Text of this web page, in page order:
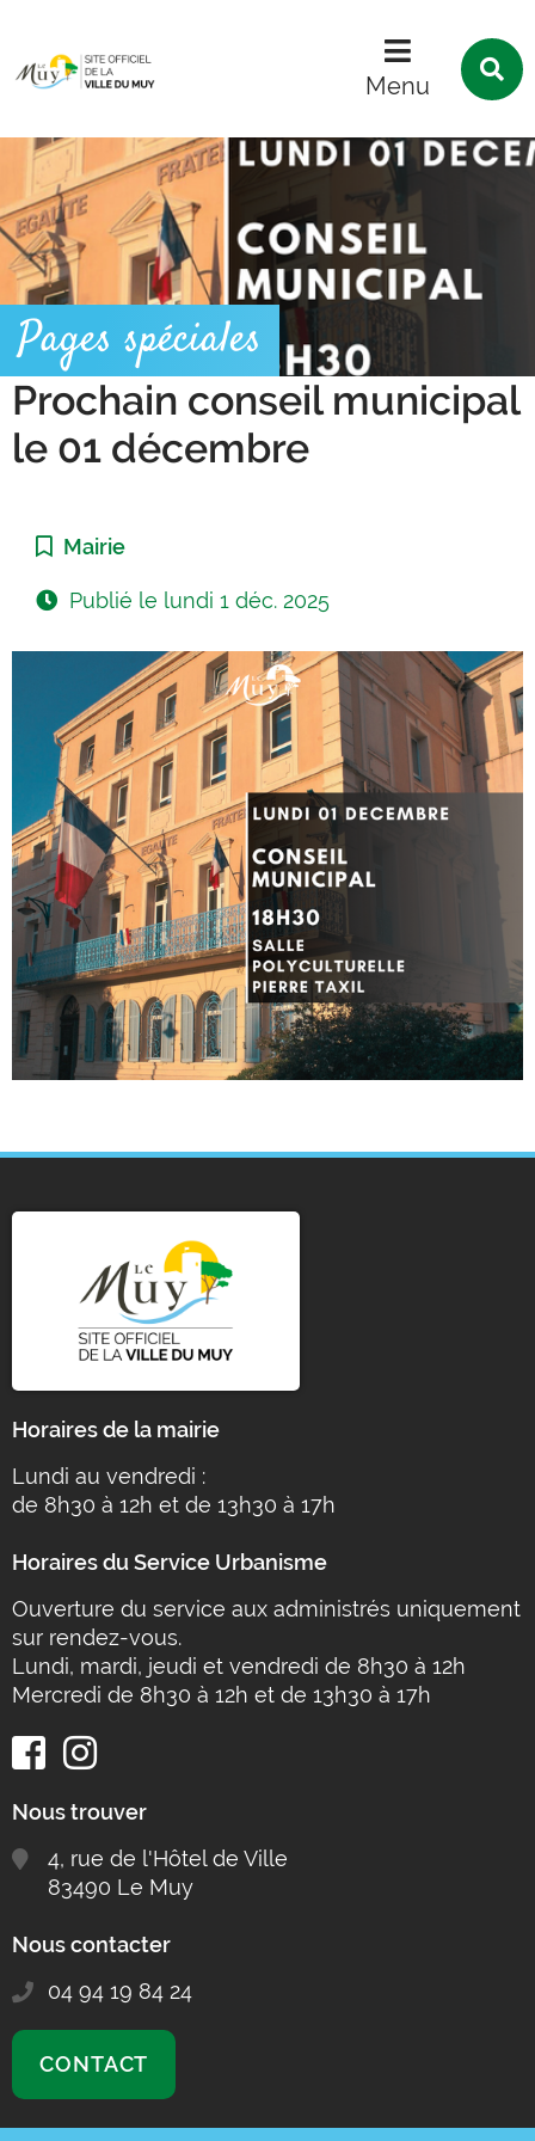
Menu
Pages spéciales
Prochain conseil municipal
le 01 décembre
Catégorie :
Mairie
Publié le lundi 1 déc. 2025
Horaires de la mairie
Lundi au vendredi :
de 8h30 à 12h et de 13h30 à 17h
Horaires du Service Urbanisme
Ouverture du service aux administrés uniquement
sur rendez-vous.
Lundi, mardi, jeudi et vendredi de 8h30 à 12h
Mercredi de 8h30 à 12h et de 13h30 à 17h
Nous trouver
4, rue de l'Hôtel de Ville
83490 Le Muy
Nous contacter
04 94 19 84 24
CONTACT